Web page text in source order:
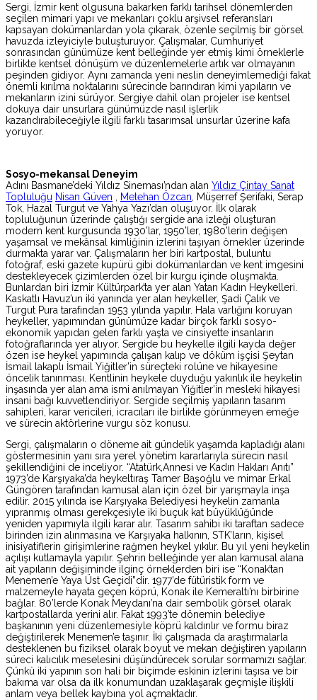
Sergi, İzmir kent olgusuna bakarken farklı tarihsel dönemlerden
seçilen mimari yapı ve mekanları çoklu arşivsel referansları
kapsayan dokümanlardan yola çıkarak, özenle seçilmiş bir görsel
havuzda izleyiciyle buluşturuyor. Çalışmalar, Cumhuriyet
sonrasından günümüze kent belleğinde yer etmiş kimi örneklerle
birlikte kentsel dönüşüm ve düzenlemelerle artık var olmayanın
peşinden gidiyor. Aynı zamanda yeni neslin deneyimlemediği fakat
önemli kırılma noktalarını sürecinde barındıran kimi yapıların ve
mekanların izini sürüyor. Sergiye dahil olan projeler ise kentsel
dokuya dair unsurlara günümüzde nasıl işlerlik
kazandırabileceğiyle ilgili farklı tasarımsal unsurlar üzerine kafa
yoruyor.
Sosyo-mekansal Deneyim
Adını Basmane’deki Yıldız Sineması’ndan alan Yıldız Çintay Sanat
Topluluğu Nisan Güven Metehan Özcan , Müşerref Şerifaki, Serap
Tok, Hazal Turgut ve Yahya Yazı’dan oluşuyor. İlk olarak
topluluğunun üzerinde çalıştığı sergide ana izleği oluşturan
modern kent kurgusunda 1930’lar, 1950’ler, 1980’lerin değişen
yaşamsal ve mekânsal kimliğinin izlerini taşıyan örnekler üzerinde
durmakta yarar var. Çalışmaların her biri kartpostal, buluntu
fotoğraf, eski gazete kupürü gibi dokümanlardan ve kent imgesini
destekleyecek çizimlerden özel bir kurgu içinde oluşmakta.
Bunlardan biri İzmir Kültürpark’ta yer alan Yatan Kadın Heykelleri.
Kaskatlı Havuz’un iki yanında yer alan heykeller, Şadi Çalık ve
Turgut Pura tarafından 1953 yılında yapılır. Hala varlığını koruyan
heykeller, yapımından günümüze kadar birçok farklı sosyo-
ekonomik yapıdan gelen farklı yaşta ve cinsiyette insanların
fotoğraflarında yer alıyor. Sergide bu heykelle ilgili kayda değer
özen ise heykel yapımında çalışan kalıp ve döküm işçisi Şeytan
İsmail lakaplı İsmail Yiğitler’in süreçteki rolüne ve hikayesine
öncelik tanınması. Kentlinin heykele duyduğu yakınlık ile heykelin
inşasında yer alan ama ismi anılmayan Yiğitler’in mesleki hikayesi
insani bağı kuvvetlendiriyor. Sergide seçilmiş yapıların tasarım
sahipleri, karar vericileri, icracıları ile birlikte görünmeyen emeğe
ve sürecin aktörlerine vurgu söz konusu.
Sergi, çalışmaların o döneme ait gündelik yaşamda kapladığı alanı
göstermesinin yanı sıra yerel yönetim kararlarıyla sürecin nasıl
şekillendiğini de inceliyor. “Atatürk,Annesi ve Kadın Hakları Anıtı”
1973’de Karşıyaka’da heykeltıraş Tamer Başoğlu ve mimar Erkal
Güngören tarafından kamusal alan için özel bir yarışmayla inşa
edilir. 2015 yılında ise Karşıyaka Belediyesi heykelin zamanla
yıpranmış olması gerekçesiyle iki buçuk kat büyüklüğünde
yeniden yapımıyla ilgili karar alır. Tasarım sahibi iki taraftan sadece
birinden izin alınmasına ve Karşıyaka halkının, STK’ların, kişisel
inisiyatiflerin girişimlerine rağmen heykel yıkılır. Bu yıl yeni heykelin
açılışı kutlamayla yapılır. Şehrin belleğinde yer alan kamusal alana
ait yapıların değişiminde ilginç örneklerden biri ise “Konak’tan
Menemen’e Yaya Üst Geçidi”dir. 1977’de fütüristik form ve
malzemeyle hayata geçen köprü, Konak ile Kemeraltı’nı birbirine
bağlar. 80’lerde Konak Meydanı’na dair sembolik görsel olarak
kartpostallarda yerini alır. Fakat 1993’te dönemin belediye
başkanının yeni düzenlemesiyle köprü kaldırılır ve formu biraz
değiştirilerek Menemen’e taşınır. İki çalışmada da araştırmalarla
desteklenen bu fiziksel olarak boyut ve mekan değiştiren yapıların
süreci kalıcılık meselesini düşündürecek sorular sormamızı sağlar.
Çünkü iki yapının son hali bir biçimde eskinin izlerini taşısa ve bir
bakıma var olsa da ilk konumundan uzaklaşarak geçmişle ilişkili
anlam veya bellek kaybına yol açmaktadır.